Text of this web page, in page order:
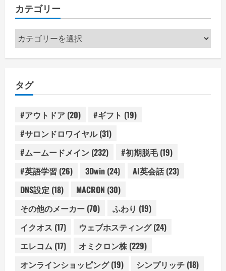
カテゴリー
カ
テ
ー
タグ
#アウトドア (20) #ギフト (19)
#サロンドロワイヤル(31)
#ムームードメイン (232) #初期脱毛(19)
#英語学習 (26) 3Dwin (24) AI英会話(23)
DNS設定 (18) MACRON (30)
その他のメーカー (70) ふわり (19)
イクオス (17) ウェブホスティング(24)
エレコム (17) オミクロン株 (229)
オンラインショッピング(19) シンプリッチ (18)